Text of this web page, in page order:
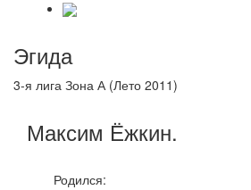
Эгида
3-я лига Зона А (Лето 2011)
Максим Ёжкин.
Родился: